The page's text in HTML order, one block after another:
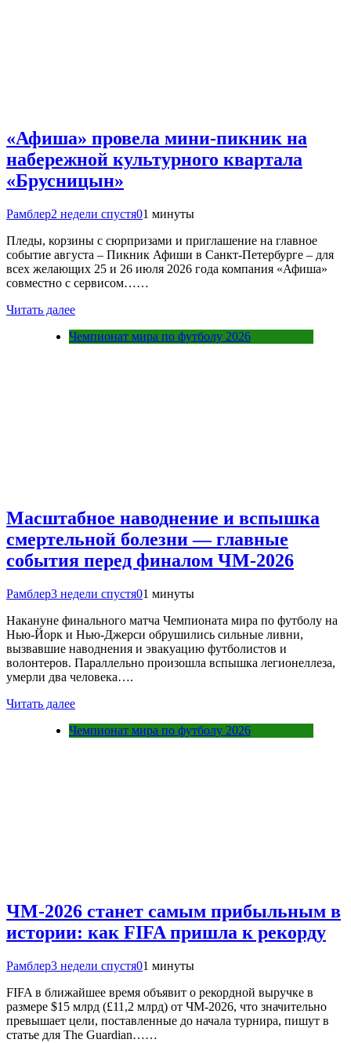
«Афиша» провела мини-пикник на
набережной культурного квартала
«Брусницын»
Рамблер2 недели спустя01 минуты
Пледы, корзины с сюрпризами и приглашение на главное
событие августа – Пикник Афиши в Санкт-Петербурге – для
всех желающих 25 и 26 июля 2026 года компания «Афиша»
совместно с сервисом……
Читать далее
Чемпионат мира по футболу 2026
Масштабное наводнение и вспышка
смертельной болезни — главные
события перед финалом ЧМ-2026
Рамблер3 недели спустя01 минуты
Накануне финального матча Чемпионата мира по футболу на
Нью-Йорк и Нью-Джерси обрушились сильные ливни,
вызвавшие наводнения и эвакуацию футболистов и
волонтеров. Параллельно произошла вспышка легионеллеза,
умерли два человека….
Читать далее
Чемпионат мира по футболу 2026
ЧМ-2026 станет самым прибыльным в
истории: как FIFA пришла к рекорду
Рамблер3 недели спустя01 минуты
FIFA в ближайшее время объявит о рекордной выручке в
размере $15 млрд (£11,2 млрд) от ЧМ-2026, что значительно
превышает цели, поставленные до начала турнира, пишут в
статье для The Guardian……